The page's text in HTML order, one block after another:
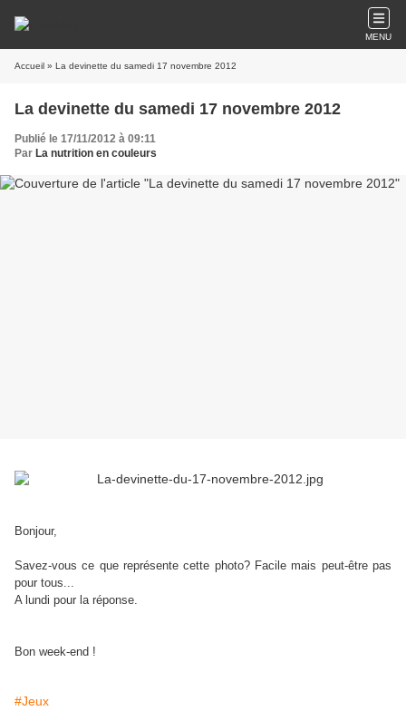
MENU
Accueil » La devinette du samedi 17 novembre 2012
La devinette du samedi 17 novembre 2012
Publié le 17/11/2012 à 09:11
Par La nutrition en couleurs
Bonjour,
Savez-vous ce que représente cette photo? Facile mais peut-être pas
pour tous...
A lundi pour la réponse.
Bon week-end !
#Jeux